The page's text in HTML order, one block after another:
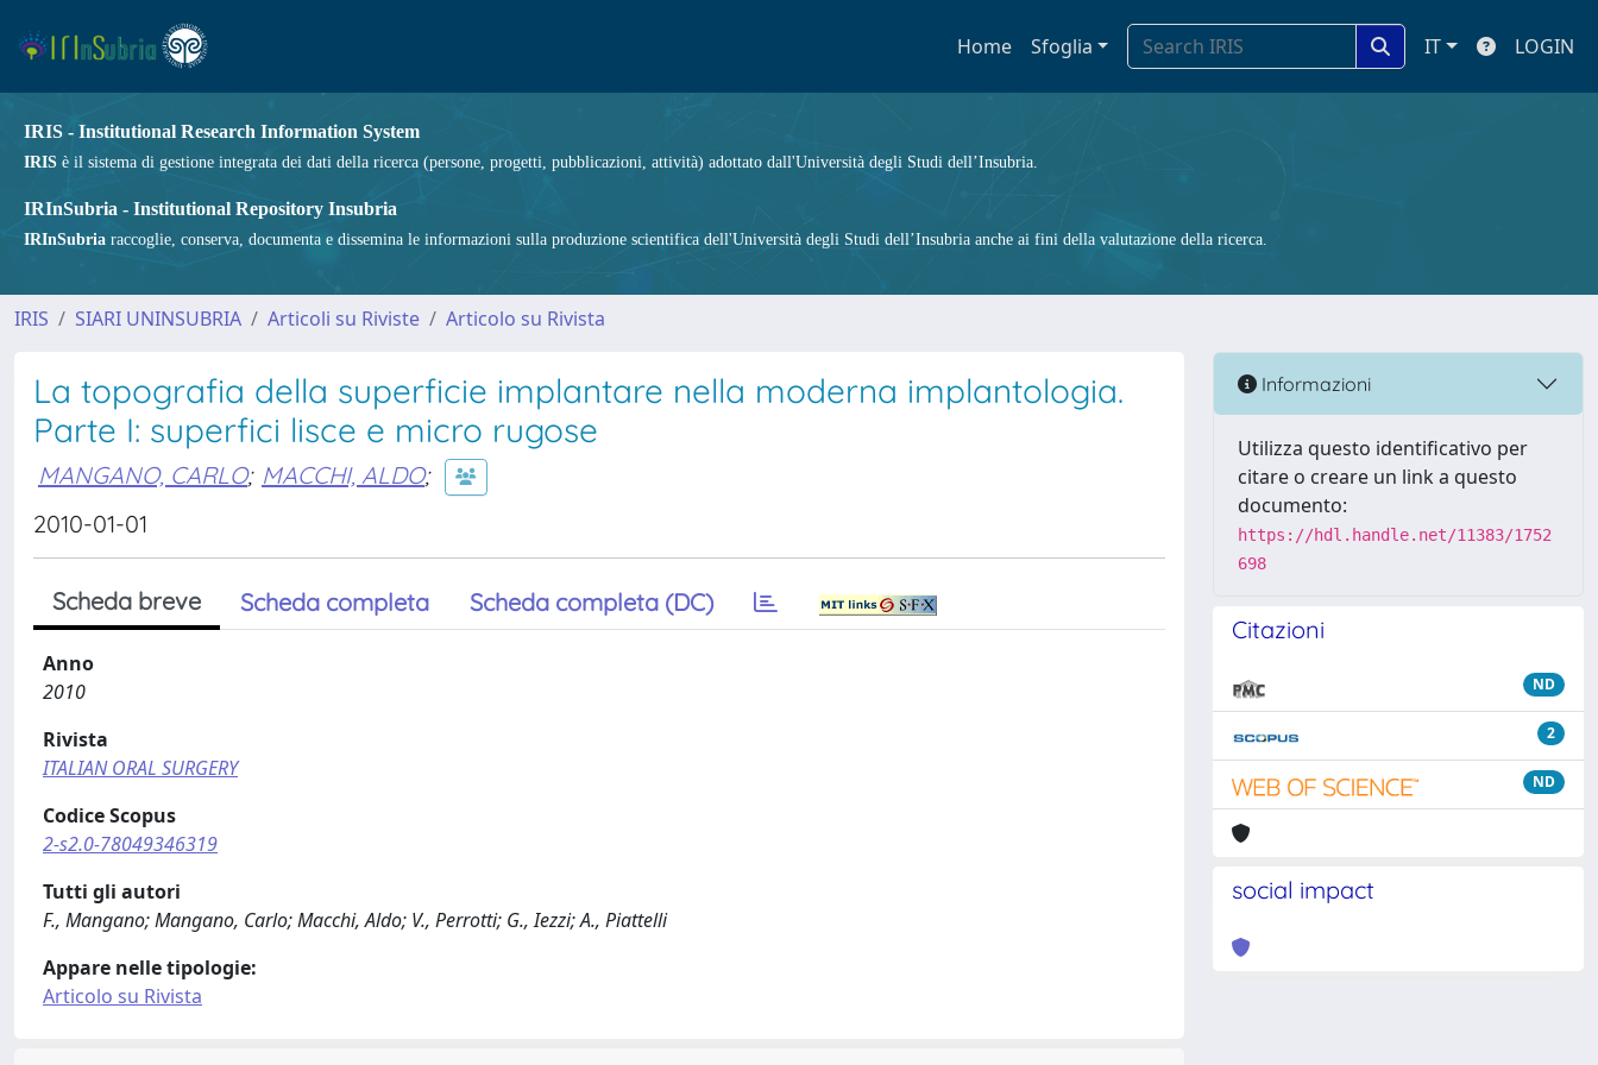
Home Sfoglia IT LOGIN
IRIS - Institutional Research Information System
IRIS è il sistema di gestione integrata dei dati della ricerca (persone, progetti, pubblicazioni, attività) adottato dall'Università degli Studi dell’Insubria.
IRInSubria - Institutional Repository Insubria
IRInSubria raccoglie, conserva, documenta e dissemina le informazioni sulla produzione scientifica dell'Università degli Studi dell’Insubria anche ai fini della valutazione della ricerca.
IRIS SIARI UNINSUBRIA Articoli su Riviste Articolo su Rivista
La topografia della superficie implantare nella moderna implantologia.
Parte I: superfici lisce e micro rugose
MANGANO, CARLO; MACCHI, ALDO;
2010-01-01
Scheda breve Scheda completa Scheda completa (DC)
Anno
2010
Rivista
ITALIAN ORAL SURGERY
Codice Scopus
2-s2.0-78049346319
Tutti gli autori
F., Mangano; Mangano, Carlo; Macchi, Aldo; V., Perrotti; G., Iezzi; A., Piattelli
Appare nelle tipologie:
Articolo su Rivista
Informazioni
Utilizza questo identificativo per
citare o creare un link a questo
documento:
https://hdl.handle.net/11383/1752
698
Citazioni
ND
2
ND
social impact